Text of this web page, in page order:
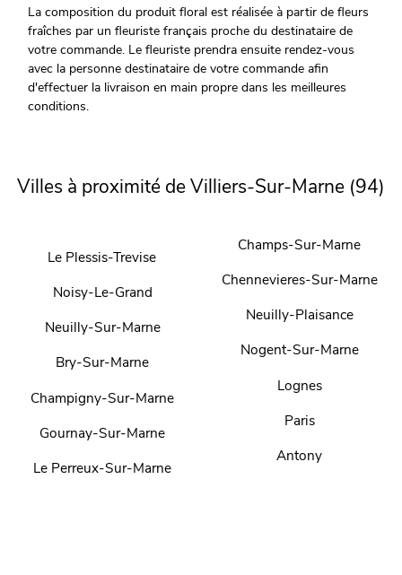
La composition du produit floral est réalisée à partir de fleurs
fraîches par un fleuriste français proche du destinataire de
votre commande. Le fleuriste prendra ensuite rendez-vous
avec la personne destinataire de votre commande afin
d'effectuer la livraison en main propre dans les meilleures
conditions.
Villes à proximité de Villiers-Sur-Marne (94)
Le Plessis-Trevise
Noisy-Le-Grand
Neuilly-Sur-Marne
Bry-Sur-Marne
Champigny-Sur-Marne
Gournay-Sur-Marne
Le Perreux-Sur-Marne
Champs-Sur-Marne
Chennevieres-Sur-Marne
Neuilly-Plaisance
Nogent-Sur-Marne
Lognes
Paris
Antony